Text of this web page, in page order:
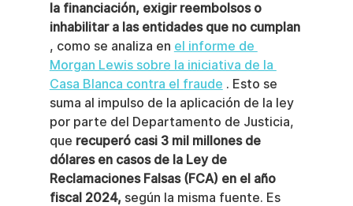
la financiación, exigir reembolsos o
inhabilitar a las entidades que no cumplan
, como se analiza en el informe de
Morgan Lewis sobre la iniciativa de la
Casa Blanca contra el fraude . Esto se
suma al impulso de la aplicación de la ley
por parte del Departamento de Justicia,
que recuperó casi 3 mil millones de
dólares en casos de la Ley de
Reclamaciones Falsas (FCA) en el año
fiscal 2024, según la misma fuente. Es